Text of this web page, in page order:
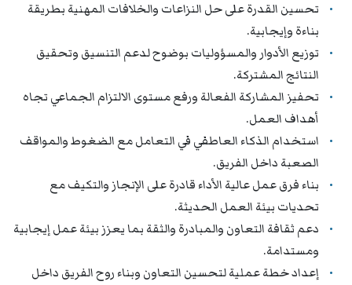
تحسين القدرة على حل النزاعات والخلافات المهنية بطريقة
بناءة وإيجابية.
توزيع الأدوار والمسؤوليات بوضوح لدعم التنسيق وتحقيق
النتائج المشتركة.
تحفيز المشاركة الفعالة ورفع مستوى الالتزام الجماعي تجاه
أهداف العمل.
استخدام الذكاء العاطفي في التعامل مع الضغوط والمواقف
الصعبة داخل الفريق.
بناء فرق عمل عالية الأداء قادرة على الإنجاز والتكيف مع
تحديات بيئة العمل الحديثة.
دعم ثقافة التعاون والمبادرة والثقة بما يعزز بيئة عمل إيجابية
ومستدامة.
إعداد خطة عملية لتحسين التعاون وبناء روح الفريق داخل